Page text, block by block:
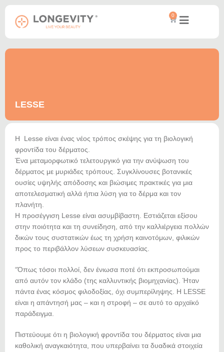
0
LESSE
Η Lesse είναι ένας νέος τρόπος σκέψης για τη βιολογική
φροντίδα του δέρματος.
Ένα μεταμορφωτικό τελετουργικό για την ανύψωση του
δέρματος με μυριάδες τρόπους. Συγκλίνουσες βοτανικές
ουσίες υψηλής απόδοσης και βιώσιμες πρακτικές για μια
αποτελεσματική αλλά ήπια λύση για το δέρμα και τον
πλανήτη.
Η προσέγγιση Lesse είναι ασυμβίβαστη. Εστιάζεται εξίσου
στην ποιότητα και τη συνείδηση, από την καλλιέργεια πολλών
δικών τους συστατικών έως τη χρήση καινοτόμων, φιλικών
προς το περιβάλλον λύσεων συσκευασίας.
“Όπως τόσοι πολλοί, δεν ένιωσα ποτέ ότι εκπροσωπούμαι
από αυτόν τον κλάδο (της καλλυντικής βιομηχανίας). Ήταν
πάντα ένας κόσμος φιλοδοξίας, όχι συμπερίληψης. Η LESSE
είναι η απάντησή μας – και η στροφή – σε αυτό το αρχαϊκό
παράδειγμα.
Πιστεύουμε ότι η βιολογική φροντίδα του δέρματος είναι μια
καθολική αναγκαιότητα, που υπερβαίνει τα δυαδικά στοιχεία